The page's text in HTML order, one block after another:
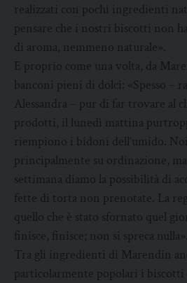
realizzati con pochi ingredienti
pensare che i nostri biscotti non
di aroma, nemmeno naturale».
E proprio come una volta, da
banconi pieni di dolci: «Spesso –
Alessandra – pur di far trovare al
prodotti, il lunedì mattina
riempiono i bidoni dell’umido.
principalmente su ordinazione,
settimana diamo la possibilità di
fette di torta non prenotate. La
quello che è stato sfornato quel
finisce, finisce; non si spreca nulla».
Tra gli ingredienti di Marendin
particolarmente popolari i